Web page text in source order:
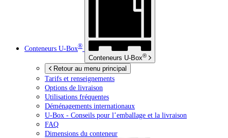
Conteneurs U-Box®
Conteneurs U-Box®
Retour au menu principal
Tarifs et renseignements
Options de livraison
Utilisations fréquentes
Déménagements internationaux
U-Box - Conseils pour l’emballage et la livraison
FAQ
Dimensions du conteneur